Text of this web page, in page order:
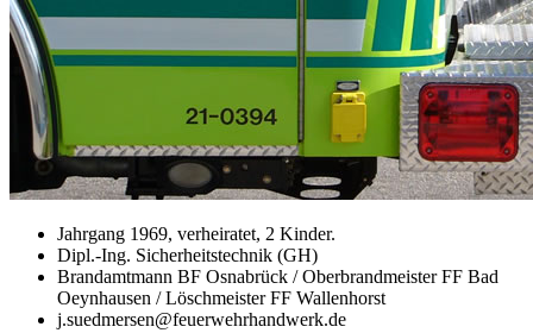
Jahrgang 1969, verheiratet, 2 Kinder.
Dipl.-Ing. Sicherheitstechnik (GH)
Brandamtmann BF Osnabrück / Oberbrandmeister FF Bad
Oeynhausen / Löschmeister FF Wallenhorst
j.suedmersen@feuerwehrhandwerk.de